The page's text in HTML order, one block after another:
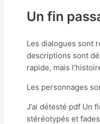
Un fin
Les dialogues sont
descriptions sont
rapide, mais
Les personnages
J’ai détesté pdf Un
stéréotypés et